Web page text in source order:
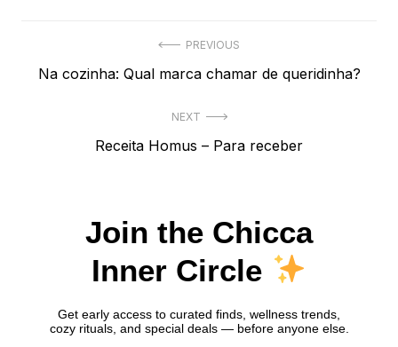
de
PREVIOUS
Previous
Na cozinha: Qual marca chamar de queridinha?
NEXT
Next
Receita Homus – Para receber
Join the Chicca
Inner Circle
Get early access to curated finds, wellness trends,
cozy rituals, and special deals — before anyone else.